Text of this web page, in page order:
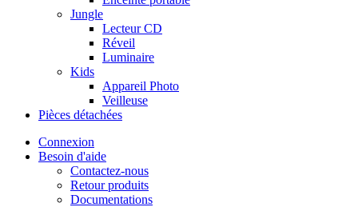
Jungle
Lecteur CD
Réveil
Luminaire
Kids
Appareil Photo
Veilleuse
Pièces détachées
Connexion
Besoin d'aide
Contactez-nous
Retour produits
Documentations